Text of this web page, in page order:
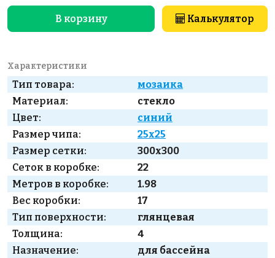
В корзину Калькулятор
Характеристики
Тип товара:
мозаика
Материал:
стекло
Цвет:
синий
Размер чипа:
25x25
Размер сетки:
300x300
Сеток в коробке:
22
Метров в коробке:
1.98
Вес коробки:
17
Тип поверхности:
глянцевая
Толщина:
4
Назначение:
для бассейна